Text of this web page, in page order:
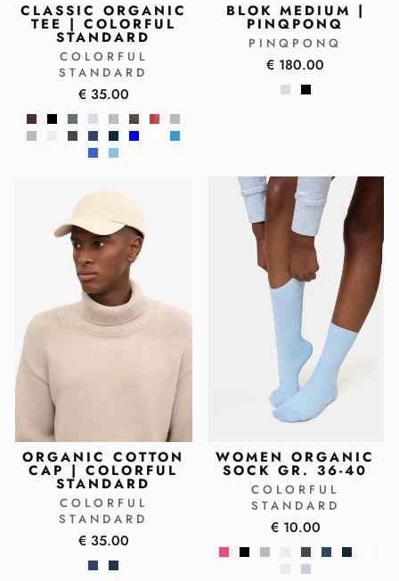
CLASSIC ORGANIC
TEE | COLORFUL
STANDARD
COLORFUL
STANDARD
€ 35.00
BLOK MEDIUM |
PINQPONQ
PINQPONQ
€ 180.00
ORGANIC COTTON
CAP | COLORFUL
STANDARD
COLORFUL
STANDARD
€ 35.00
WOMEN ORGANIC
SOCK GR. 36-40
COLORFUL
STANDARD
€ 10.00